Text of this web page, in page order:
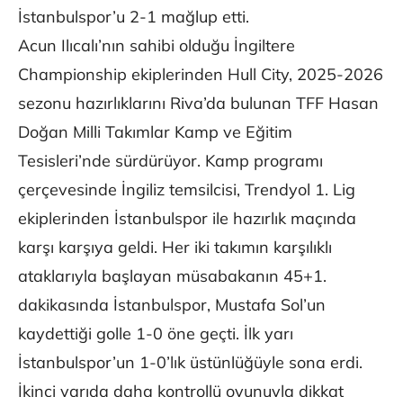
İstanbulspor’u 2-1 mağlup etti.
Acun Ilıcalı’nın sahibi olduğu İngiltere
Championship ekiplerinden Hull City, 2025-2026
sezonu hazırlıklarını Riva’da bulunan TFF Hasan
Doğan Milli Takımlar Kamp ve Eğitim
Tesisleri’nde sürdürüyor. Kamp programı
çerçevesinde İngiliz temsilcisi, Trendyol 1. Lig
ekiplerinden İstanbulspor ile hazırlık maçında
karşı karşıya geldi. Her iki takımın karşılıklı
ataklarıyla başlayan müsabakanın 45+1.
dakikasında İstanbulspor, Mustafa Sol’un
kaydettiği golle 1-0 öne geçti. İlk yarı
İstanbulspor’un 1-0’lık üstünlüğüyle sona erdi.
İkinci yarıda daha kontrollü oyunuyla dikkat